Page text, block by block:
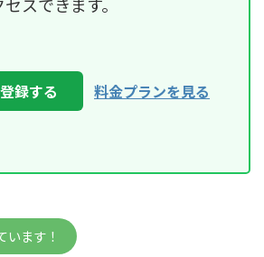
スできます。
録する 料金プランを見る
います！